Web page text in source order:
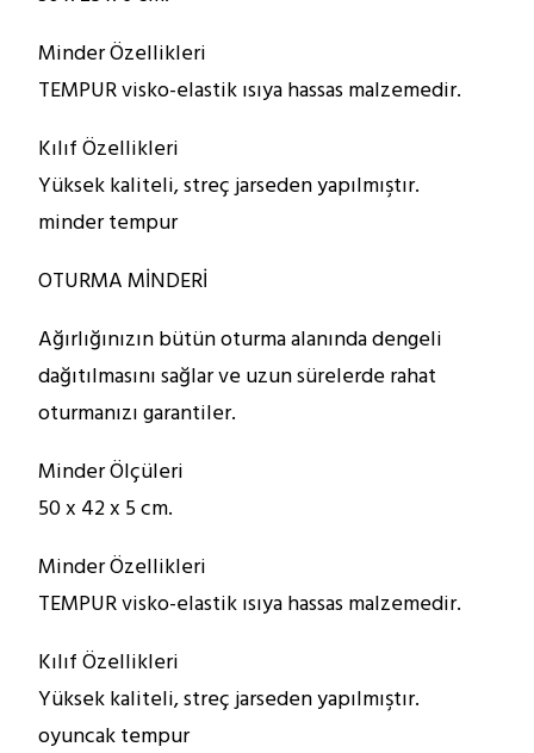
Minder Özellikleri
TEMPUR visko-elastik ısıya hassas malzemedir.
Kılıf Özellikleri
Yüksek kaliteli, streç jarseden yapılmıştır.
minder tempur
OTURMA MİNDERİ
Ağırlığınızın bütün oturma alanında dengeli
dağıtılmasını sağlar ve uzun sürelerde rahat
oturmanızı garantiler.
Minder Ölçüleri
50 x 42 x 5 cm.
Minder Özellikleri
TEMPUR visko-elastik ısıya hassas malzemedir.
Kılıf Özellikleri
Yüksek kaliteli, streç jarseden yapılmıştır.
oyuncak tempur